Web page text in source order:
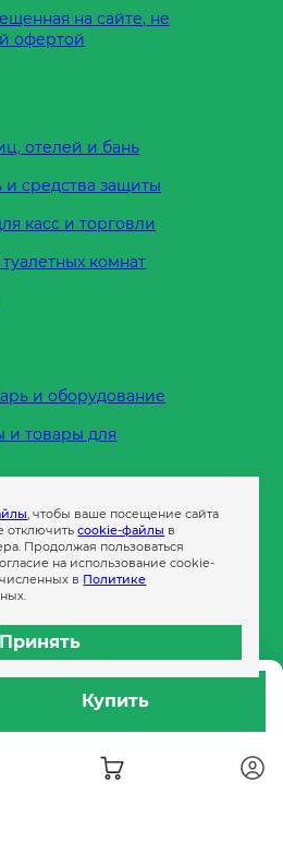
Купить
на сайте, не
офертой
отелей и бань
средства защиты
касс и торговли
комнат
и оборудование
и товары для
, чтобы ваше посещение сайта
отключитьcookie-файлы в
Продолжая пользоваться
на использование cookie-
в Политике
Принять